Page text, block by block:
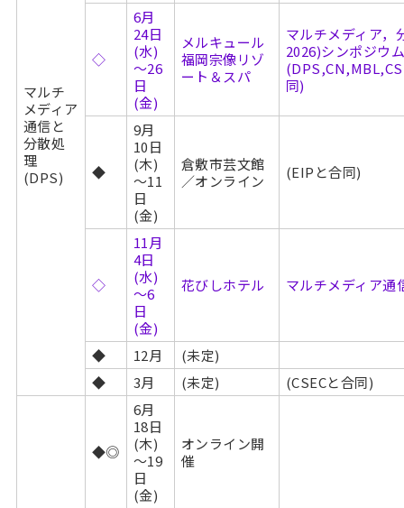
マルチ
メディア
通信と
分散処
理
(DPS)
◇
6月
24日
(水)
～26
日
(金)
メルキュール
福岡宗像リゾ
ート＆スパ
マルチメディア，
2026)シンポジウ
同)
◆
9月
10日
(木)
～11
日
(金)
倉敷市芸文館
／オンライン
(EIPと合同)
◇
11月
4日
(水)
～6
日
(金)
花びしホテル マルチメディア通
◆ 12月
(未定)
◆
3月 (未定) (CSECと合同)
◆◎
6月
18日
(木)
～19
日
(金)
オンライン開
催